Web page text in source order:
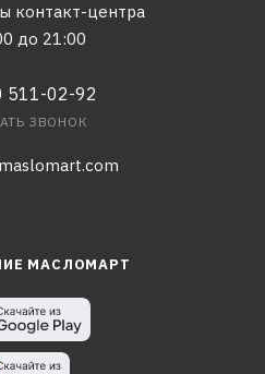
контакт-центра
до 21:00
511-02-92
ЗВОНОК
МАСЛОМАРТ